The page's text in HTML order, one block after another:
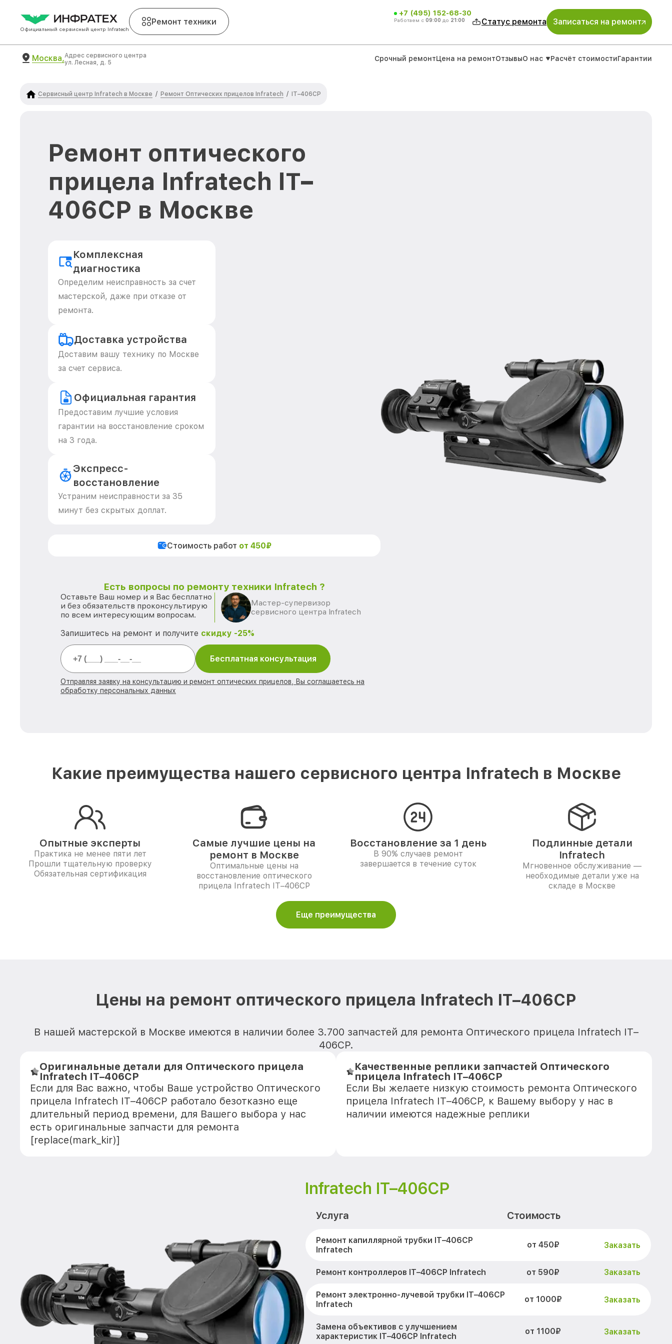
Официальный сервисный центр Infratech
Ремонт техники
+7 (495) 152-68-30
Работаем с 09:00 до 21:00 Статус ремонта Записаться на ремонт
Москва,Адрес сервисного центра
ул. Лесная, д. 5
Срочный ремонтЦена на ремонтОтзывыО нас Расчёт стоимостиГарантии
Сервисный центр Infratech в Москве / Ремонт Оптических прицелов Infratech / IT–406СP
Ремонт оптического
прицела Infratech IT–
406СP в Москве
Комплексная
диагностика
Определим неисправность за счет
мастерской, даже при отказе от
ремонта.
Доставка устройства
Доставим вашу технику по Москве
за счет сервиса.
Официальная гарантия
Предоставим лучшие условия
гарантии на восстановление сроком
на 3 года.
Экспресс-
восстановление
Устраним неисправности за 35
минут без скрытых доплат.
Стоимость работ от 450₽
Есть вопросы по ремонту техники Infratech ?
Оставьте Ваш номер и я Вас бесплатно
и без обязательств проконсультирую
по всем интересующим вопросам.
Мастер-супервизор
сервисного центра Infratech
Запишитесь на ремонт и получите скидку -25%
Бесплатная консультация
Отправляя заявку на консультацию и ремонт оптических прицелов, Вы соглашаетесь на
обработку персональных данных
Какие преимущества нашего сервисного центра Infratech в Москве
Опытные эксперты
Практика не менее пяти лет
Прошли тщательную проверку
Обязательная сертификация
Самые лучшие цены на
ремонт в Москве
Оптимальные цены на
восстановление оптического
прицела Infratech IT–406СP
Восстановление за 1 день
В 90% случаев ремонт
завершается в течение суток
Подлинные детали
Infratech
Мгновенное обслуживание —
необходимые детали уже на
складе в Москве
Еще преимущества
Цены на ремонт оптического прицела Infratech IT–406СP
В нашей мастерской в Москве имеются в наличии более 3.700 запчастей для ремонта Оптического прицела Infratech IT–
406СP.
Оригинальные детали для Оптического прицела
Infratech IT–406СP
Если для Вас важно, чтобы Ваше устройство Оптического
прицела Infratech IT–406СP работало безотказно еще
длительный период времени, для Вашего выбора у нас
есть оригинальные запчасти для ремонта
[replace(mark_kir)]
Качественные реплики запчастей Оптического
прицела Infratech IT–406СP
Если Вы желаете низкую стоимость ремонта Оптического
прицела Infratech IT–406СP, к Вашему выбору у нас в
наличии имеются надежные реплики
Infratech IT–406СP
Услуга Стоимость
Ремонт капиллярной трубки IT–406СP
Infratech
от 450₽ Заказать
Ремонт контроллеров IT–406СP Infratech от 590₽ Заказать
Ремонт электронно-лучевой трубки IT–406СP
Infratech
от 1000₽ Заказать
Замена объективов с улучшением
характеристик IT–406СP Infratech
от 1100₽ Заказать